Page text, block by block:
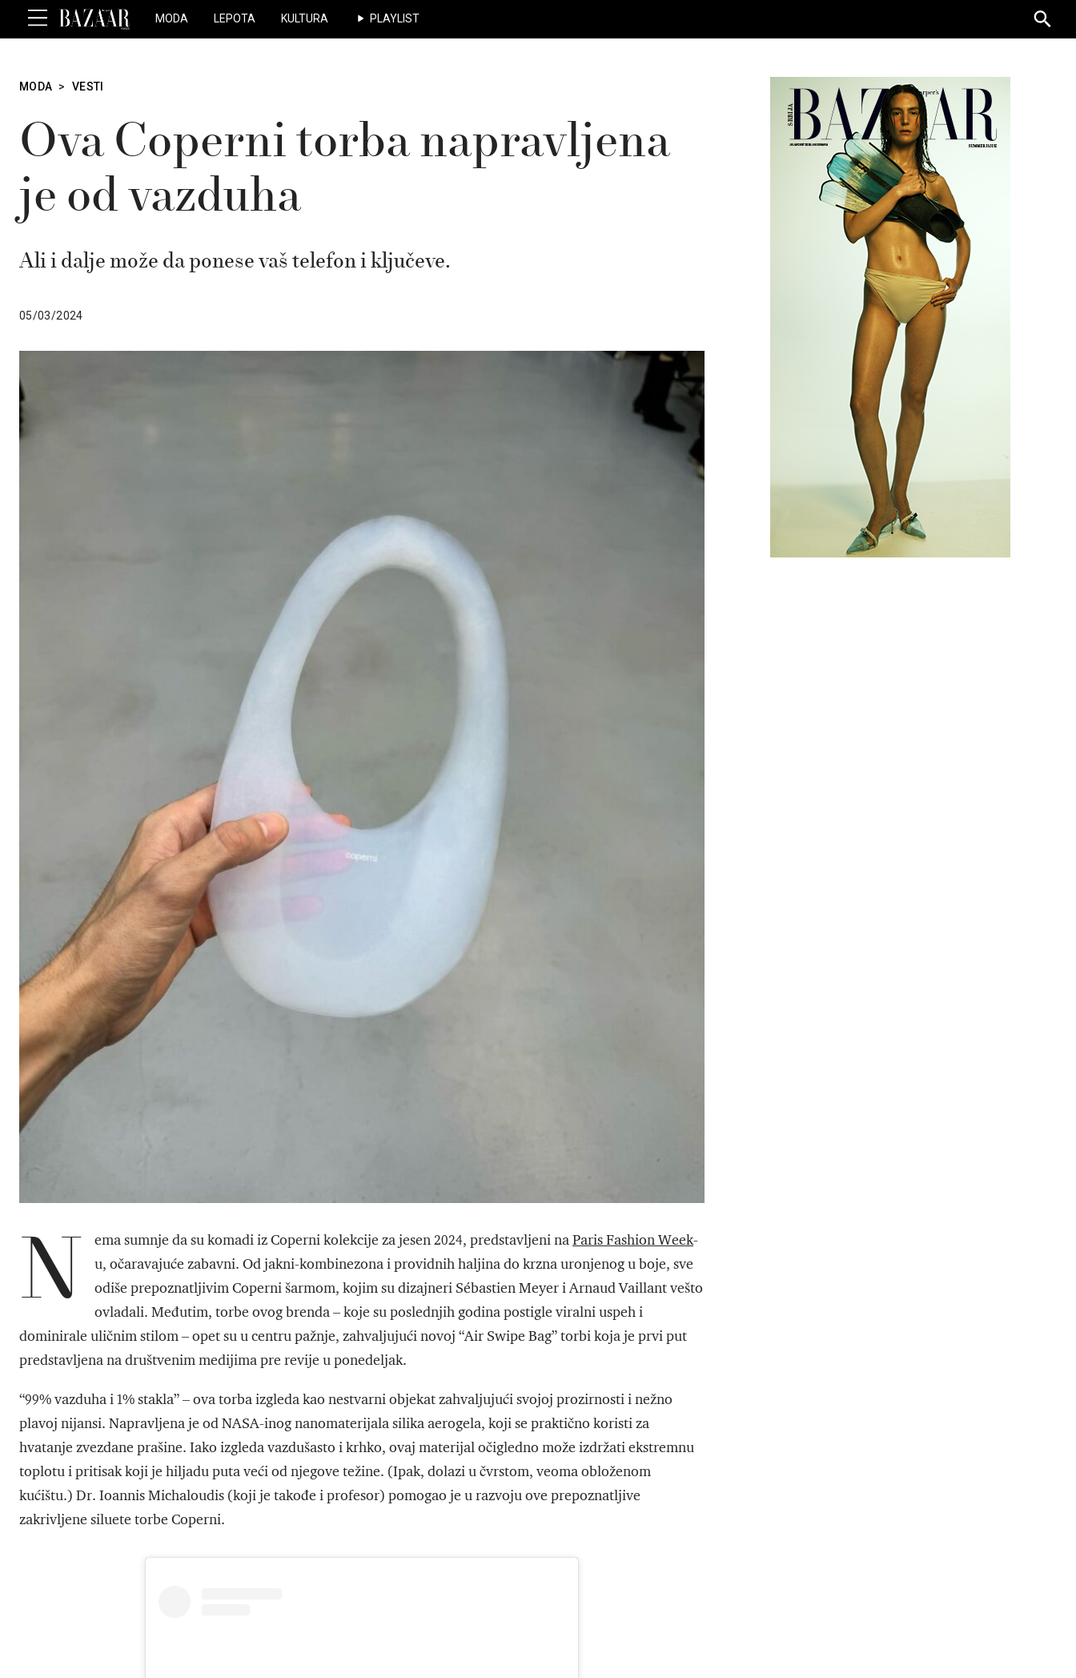
MODA LEPOTA KULTURA PLAYLIST
for:
MODA > VESTI
Ova Coperni torba napravljena
je od vazduha
Ali i dalje može da ponese vaš telefon i ključeve.
05/03/2024
N ema sumnje da su komadi iz Coperni kolekcije za jesen 2024, predstavljeni naParis Fashion Week-
u, očaravajuće zabavni. Od jakni-kombinezona i providnih haljina do krzna uronjenog u boje, sve
odiše prepoznatljivim Coperni šarmom, kojim su dizajneri Sébastien Meyer i Arnaud Vaillant vešto
ovladali. Međutim, torbe ovog brenda – koje su poslednjih godina postigle viralni uspeh i
dominirale uličnim stilom – opet su u centru pažnje, zahvaljujući novoj “Air Swipe Bag” torbi koja je prvi put
predstavljena na društvenim medijima pre revije u ponedeljak.
“99% vazduha i 1% stakla” – ova torba izgleda kao nestvarni objekat zahvaljujući svojoj prozirnosti i nežno
plavoj nijansi. Napravljena je od NASA-inog nanomaterijala silika aerogela, koji se praktično koristi za
hvatanje zvezdane prašine. Iako izgleda vazdušasto i krhko, ovaj materijal očigledno može izdržati ekstremnu
toplotu i pritisak koji je hiljadu puta veći od njegove težine. (Ipak, dolazi u čvrstom, veoma obloženom
kućištu.) Dr. Ioannis Michaloudis (koji je takođe i profesor) pomogao je u razvoju ove prepoznatljive
zakrivljene siluete torbe Coperni.